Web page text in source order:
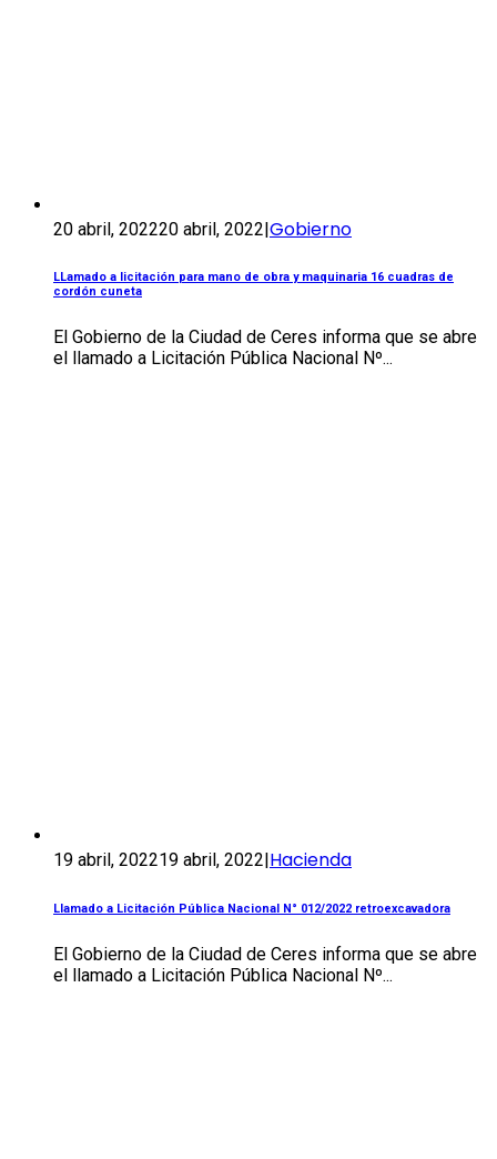
20 abril, 202220 abril, 2022|Gobierno
LLamado a licitación para mano de obra y maquinaria 16 cuadras de
cordón cuneta
El Gobierno de la Ciudad de Ceres informa que se abre
el llamado a Licitación Pública Nacional Nº...
19 abril, 202219 abril, 2022 Hacienda
Llamado a Licitación Pública Nacional N° 012/2022 retroexcavadora
El Gobierno de la Ciudad de Ceres informa que se abre
el llamado a Licitación Pública Nacional Nº...